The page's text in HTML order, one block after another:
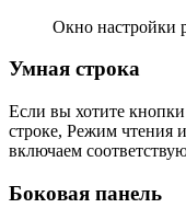
Окно настройки
Умная строка
Если вы хотите
строке, Режим чтения
включаем
Боковая панель